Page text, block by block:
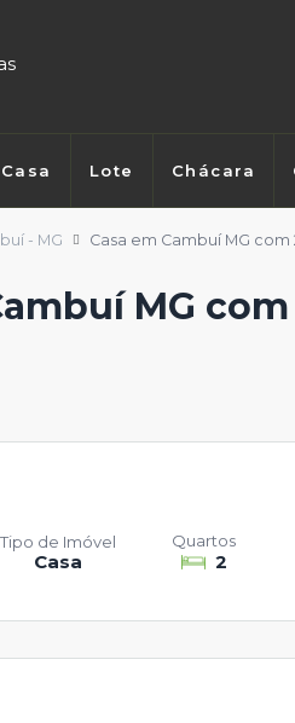
Casa Lote Chácara
- MG Casa em Cambuí MG
MG
Casa
Tipo de Imóvel
2
Quartos